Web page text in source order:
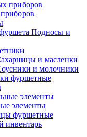
Подносы и
и масленки
и молочники
фуршетные
элементы
фуршетные
инвентарь